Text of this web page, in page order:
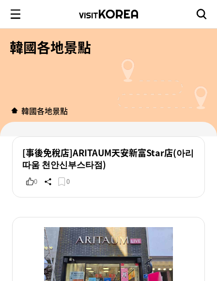
韓國各地景點
韓國各地景點
[事後免稅店]ARITAUM天安新富Star店(아리
따움 천안신부스타점)
0 0